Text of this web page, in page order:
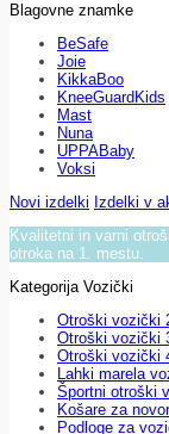
Blagovne znamke
BeSafe
Joie
KikkaBoo
KneeGuardKids
Mast
Nuna
UPPABaby
Voksi
Novi izdelki Izdelki v
Kvalitetni in varni
otroka na 1. mestu.
Kategorija Vozički
Otroški vozički
Otroški vozički
Otroški vozički
Lahki marela
Športni otroški
Košare za
Podloge za